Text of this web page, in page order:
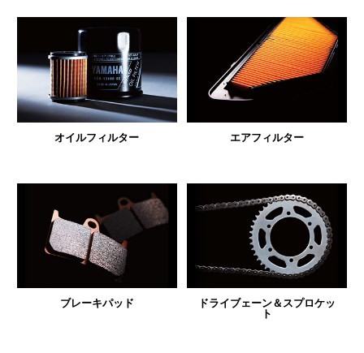
オイルフィルター エアフィルター
ブレーキパッド
ドライブェーン＆スプロケッ
ト